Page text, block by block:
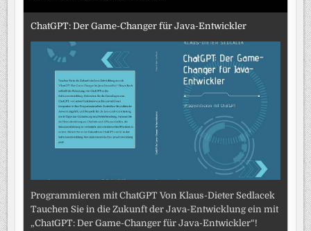
ChatGPT: Der Game-Changer für Java-Entwickler
Programmieren mit ChatGPT Von Klaus-Dieter Sedlacek
Tauchen Sie in die Zukunft der Java-Entwicklung ein mit
„ChatGPT: Der Game-Changer für Java-Entwickler“!